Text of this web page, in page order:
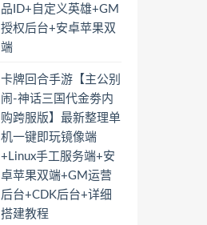
品ID+自定义英雄+GM
授权后台+安卓苹果双
端
卡牌回合手游【主公别
闹-神话三国代金劵内
购跨服版】最新整理单
机一键即玩镜像端
+Linux手工服务端+安
卓苹果双端+GM运营
后台+CDK后台+详细
搭建教程